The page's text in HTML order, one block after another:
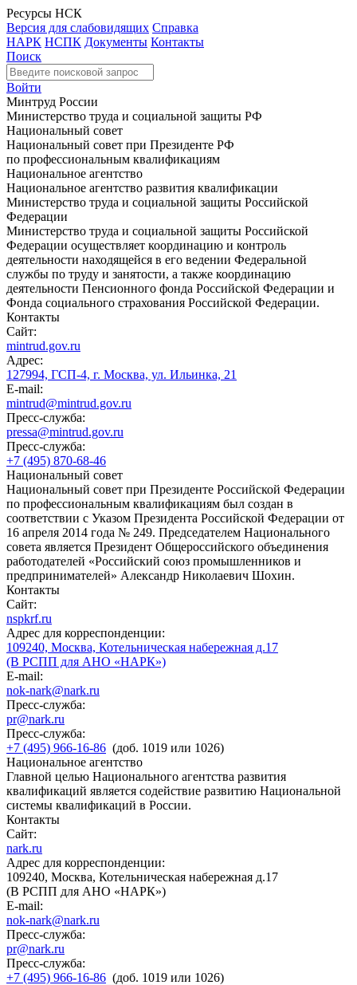
Ресурсы НСК
Версия для слабовидящих Справка
НАРК НСПК Документы Контакты
Поиск
Войти
Минтруд России
Министерство труда и социальной защиты РФ
Национальный совет
Национальный совет при Президенте РФ
по профессиональным квалификациям
Национальное агентство
Национальное агентство развития квалификации
Министерство труда и социальной защиты Российской
Федерации
Министерство труда и социальной защиты Российской
Федерации осуществляет координацию и контроль
деятельности находящейся в его ведении Федеральной
службы по труду и занятости, а также координацию
деятельности Пенсионного фонда Российской Федерации и
Фонда социального страхования Российской Федерации.
Контакты
Сайт:
mintrud.gov.ru
Адрес:
127994, ГСП-4, г. Москва, ул. Ильинка, 21
E-mail:
mintrud@mintrud.gov.ru
Пресс-служба:
pressa@mintrud.gov.ru
Пресс-служба:
+7 (495) 870-68-46
Национальный совет
Национальный совет при Президенте Российской Федерации
по профессиональным квалификациям был создан в
соответствии с Указом Президента Российской Федерации от
16 апреля 2014 года № 249. Председателем Национального
совета является Президент Общероссийского объединения
работодателей «Российский союз промышленников и
предпринимателей» Александр Николаевич Шохин.
Контакты
Сайт:
nspkrf.ru
Адрес для корреспонденции:
109240, Москва, Котельническая набережная д.17
(В РСПП для АНО «НАРК»)
E-mail:
nok-nark@nark.ru
Пресс-служба:
pr@nark.ru
Пресс-служба:
+7 (495) 966-16-86 (доб. 1019 или 1026)
Национальное агентство
Главной целью Национального агентства развития
квалификаций является содействие развитию Национальной
системы квалификаций в России.
Контакты
Сайт:
nark.ru
Адрес для корреспонденции:
109240, Москва, Котельническая набережная д.17
(В РСПП для АНО «НАРК»)
E-mail:
nok-nark@nark.ru
Пресс-служба:
pr@nark.ru
Пресс-служба:
+7 (495) 966-16-86 (доб. 1019 или 1026)